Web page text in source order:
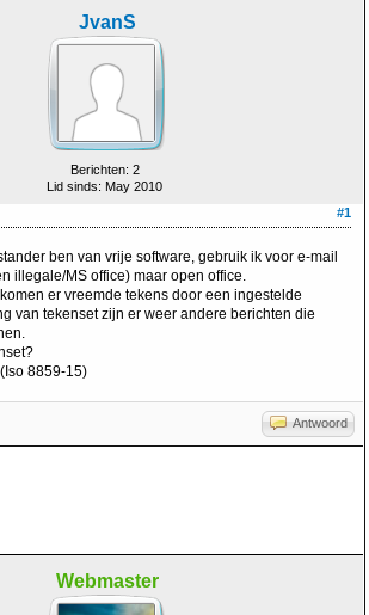
GemistDownloader
Forum
JvanS
Berichten: 2
Lid sinds: May 2010
#1
ben van vrije software, gebruik ik voor e-mail
illegale/MS office) maar open office.
er vreemde tekens door een ingestelde
van tekenset zijn er weer andere berichten die
8859-15)
Antwoord
Webmaster